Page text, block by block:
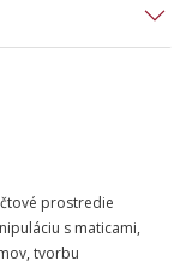
prostredie
s maticami,
tvorbu